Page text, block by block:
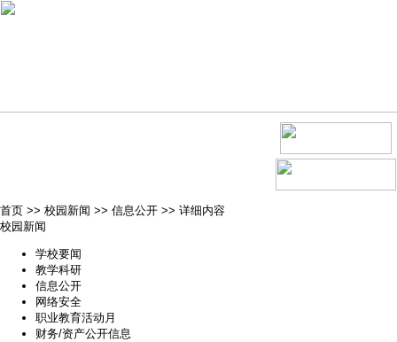
首页 >> 校园新闻 >> 信息公开 >> 详细内容
校园新闻
学校要闻
教学科研
信息公开
网络安全
职业教育活动月
财务/资产公开信息